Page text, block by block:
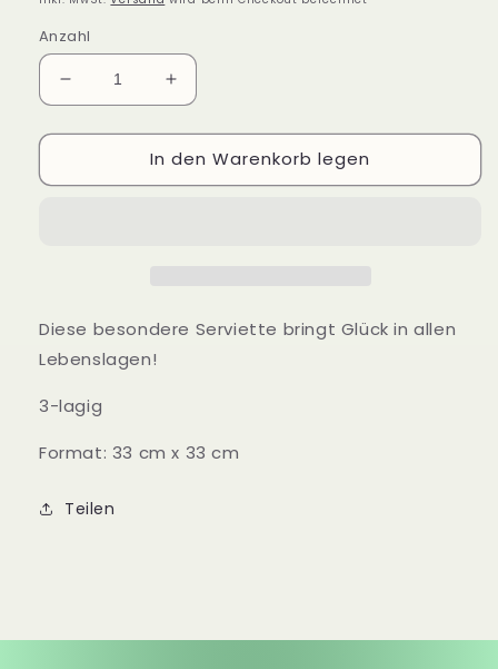
Anzahl
Verringere
die
Menge
Servietten
Erhöhe
die
Menge
für
Servietten
In den Warenkorb legen
Diese besondere Serviette bringt Glück in allen
Lebenslagen!
3-lagig
Format: 33 cm x 33 cm
Teilen